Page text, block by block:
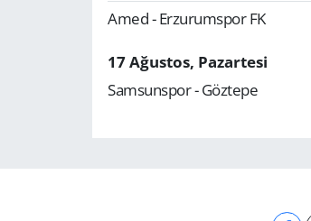
Amed - Erzurumspor FK
17 Ağustos, Pazartesi
Samsunspor - Göztepe